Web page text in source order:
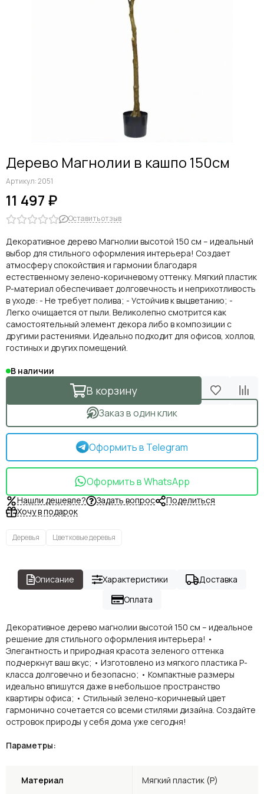
Дерево Магнолии в кашпо 150см
Артикул:2051
11 497 ₽
Оставить отзыв
Декоративное дерево Магнолии высотой 150 см – идеальный
выбор для стильного оформления интерьера! Создает
атмосферу спокойствия и гармонии благодаря
естественному зелено-коричневому оттенку. Мягкий пластик
P-материал обеспечивает долговечность и неприхотливость
в уходе: - Не требует полива; - Устойчив к выцветанию; -
Легко очищается от пыли. Великолепно смотрится как
самостоятельный элемент декора либо в композиции с
другими растениями. Идеально подходит для офисов, холлов,
гостиных и других помещений.
В наличии
В корзину
Заказ в один клик
Оформить в Telegram
Оформить в WhatsApp
Нашли дешевле? Задать вопрос
Поделиться
Хочу в подарок
Деревья Цветковые деревья
Описание Характеристики
Доставка
Оплата
Декоративное дерево магнолии высотой 150 см – идеальное
решение для стильного оформления интерьера! •
Элегантность и природная красота зеленого оттенка
подчеркнут ваш вкус; • Изготовлено из мягкого пластика P-
класса долговечно и безопасно; • Компактные размеры
идеально впишутся даже в небольшое пространство
квартиры офиса; • Стильный зелено-коричневый цвет
гармонично сочетается со всеми стилями дизайна. Создайте
островок природы у себя дома уже сегодня!
Параметры:
Материал Мягкий пластик (P)